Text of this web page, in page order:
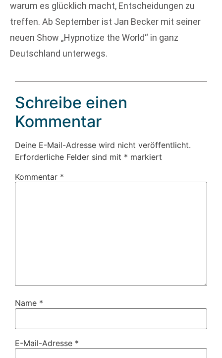
warum es glücklich macht, Entscheidungen zu
treffen. Ab September ist Jan Becker mit seiner
neuen Show „Hypnotize the World“ in ganz
Deutschland unterwegs.
Schreibe einen
Kommentar
Deine E-Mail-Adresse wird nicht veröffentlicht.
Erforderliche Felder sind mit * markiert
Kommentar *
Name *
E-Mail-Adresse *